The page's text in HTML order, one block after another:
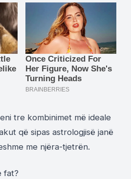
tre kombinimet më ideale
që sipas astrologjisë janë
me njëra-tjetrën.
fat?